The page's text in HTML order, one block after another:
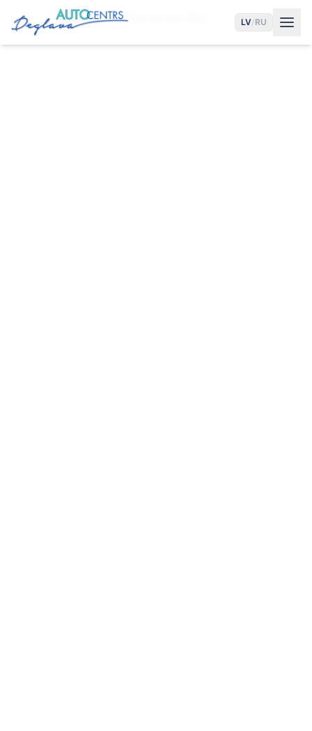
LV/RU
Sākums Pakalpojumi Opel Serviss Rīgā